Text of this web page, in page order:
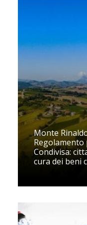
Monte
Regolamento
Condivisa:
cura dei beni